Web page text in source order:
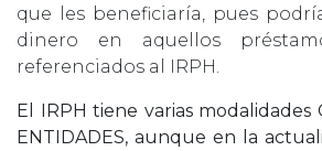
que les beneficiaría, pues
dinero en aquellos
referenciados al IRPH.
El IRPH tiene varias modalidades
ENTIDADES, aunque en la